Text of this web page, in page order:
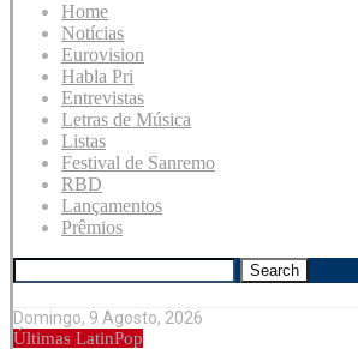
Home
Notícias
Eurovision
Habla Pri
Entrevistas
Letras de Música
Listas
Festival de Sanremo
RBD
Lançamentos
Prêmios
Search
Domingo, 9 Agosto, 2026
Últimas LatinPop